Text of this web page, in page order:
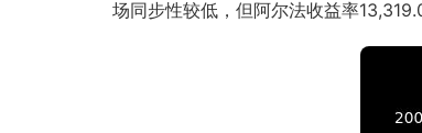
场同步性较低，但阿尔法收益率